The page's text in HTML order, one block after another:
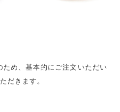
め、基本的にご注文いただい
だきます。